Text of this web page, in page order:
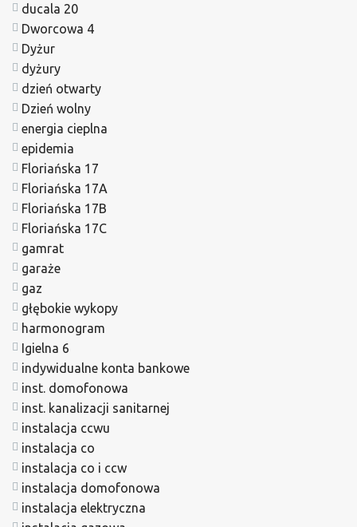
ducala 20
Dworcowa 4
Dyżur
dyżury
dzień otwarty
Dzień wolny
energia cieplna
epidemia
Floriańska 17
Floriańska 17A
Floriańska 17B
Floriańska 17C
gamrat
garaże
gaz
głębokie wykopy
harmonogram
Igielna 6
indywidualne konta bankowe
inst. domofonowa
inst. kanalizacji sanitarnej
instalacja ccwu
instalacja co
instalacja co i ccw
instalacja domofonowa
instalacja elektryczna